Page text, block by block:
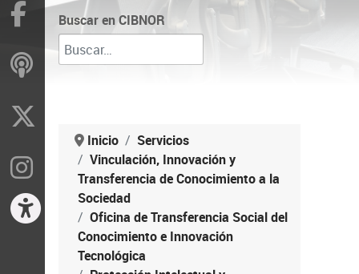
Buscar en CIBNOR
Inicio
Servicios
Vinculación, Innovación y
Transferencia de Conocimiento a la
Sociedad
Oficina de Transferencia Social del
Conocimiento e Innovación
Tecnológica
Facebook
ivoox
Instragram